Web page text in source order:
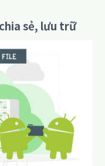
sẻ, lưu trữ